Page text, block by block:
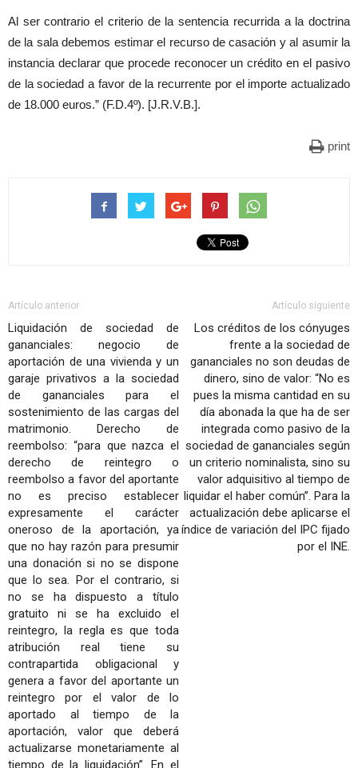
Al ser contrario el criterio de la sentencia recurrida a la doctrina
de la sala debemos estimar el recurso de casación y al asumir la
instancia declarar que procede reconocer un crédito en el pasivo
de la sociedad a favor de la recurrente por el importe actualizado
de 18.000 euros.” (F.D.4º). [J.R.V.B.].
print
Artículo anterior
Liquidación de sociedad de
gananciales: negocio de
aportación de una vivienda y un
garaje privativos a la sociedad
de gananciales para el
sostenimiento de las cargas del
matrimonio. Derecho de
reembolso: “para que nazca el
derecho de reintegro o
reembolso a favor del aportante
no es preciso establecer
expresamente el carácter
oneroso de la aportación, ya
que no hay razón para presumir
una donación si no se dispone
que lo sea. Por el contrario, si
no se ha dispuesto a título
gratuito ni se ha excluido el
reintegro, la regla es que toda
atribución real tiene su
contrapartida obligacional y
genera a favor del aportante un
reintegro por el valor de lo
aportado al tiempo de la
aportación, valor que deberá
actualizarse monetariamente al
tiempo de la liquidación”. En el
Artículo siguiente
Los créditos de los cónyuges
frente a la sociedad de
gananciales no son deudas de
dinero, sino de valor: “No es
pues la misma cantidad en su
día abonada la que ha de ser
integrada como pasivo de la
sociedad de gananciales según
un criterio nominalista, sino su
valor adquisitivo al tiempo de
liquidar el haber común”. Para la
actualización debe aplicarse el
índice de variación del IPC fijado
por el INE.